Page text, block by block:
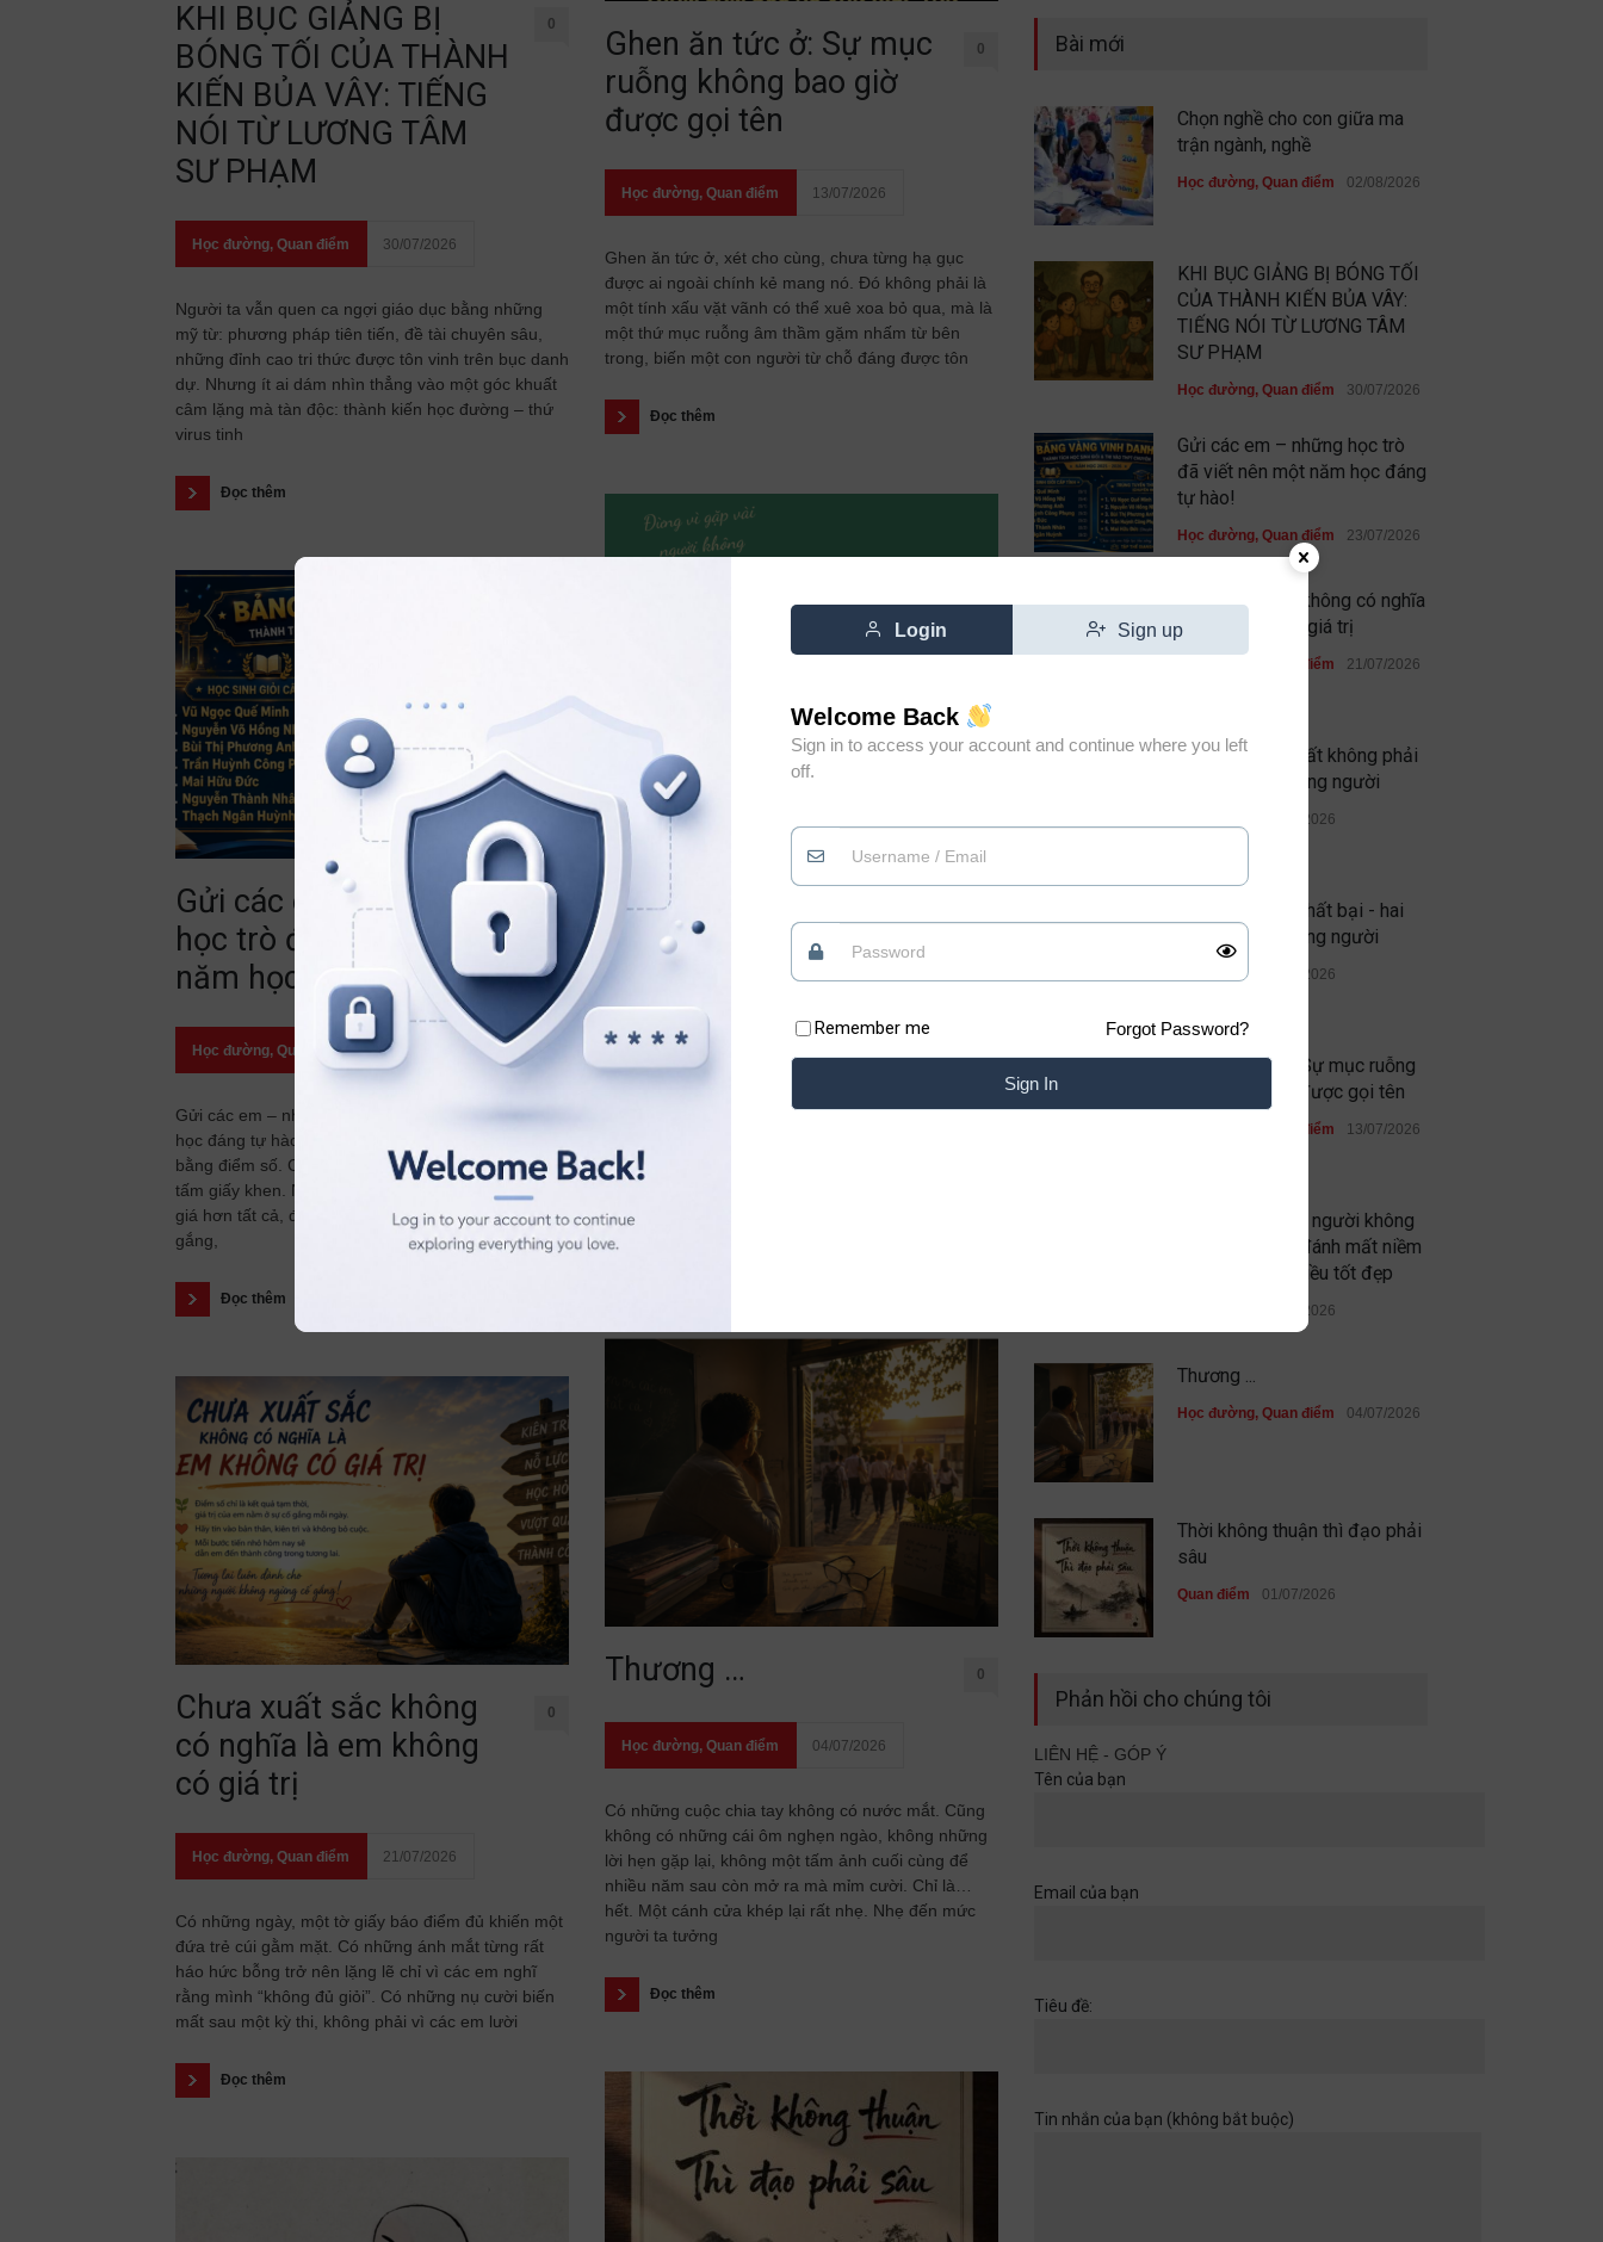
KHI BỤC GIẢNG BỊ
BÓNG TỐI CỦA THÀNH
KIẾN BỦA VÂY: TIẾNG
NÓI TỪ LƯƠNG TÂM
SƯ PHẠM
0
Học đường, Quan điểm 30/07/2026
Người ta vẫn quen ca ngợi giáo dục bằng những
mỹ từ: phương pháp tiên tiến, đề tài chuyên sâu,
những đỉnh cao tri thức được tôn vinh trên bục danh
dự. Nhưng ít ai dám nhìn thẳng vào một góc khuất
câm lặng mà tàn độc: thành kiến học đường – thứ
virus tinh
Đọc thêm
Gửi các em – những
học trò đã viết nên một
năm học đáng tự hào!
Học đường, Quan điểm 23/07/2026
Gửi các em – những học trò đã viết nên một năm
học đáng tự hào! Có những thành tích được ghi
bằng điểm số. Có những thành tích được ghi bằng
tấm giấy khen. Nhưng có một thành tích còn quý
giá hơn tất cả, đó là những tháng ngày bền bỉ cố
gắng,
Đọc thêm
Chưa xuất sắc không
có nghĩa là em không
có giá trị
0
Học đường, Quan điểm 21/07/2026
Có những ngày, một tờ giấy báo điểm đủ khiến một
đứa trẻ cúi gằm mặt. Có những ánh mắt từng rất
háo hức bỗng trở nên lặng lẽ chỉ vì các em nghĩ
rằng mình “không đủ giỏi”. Có những nụ cười biến
mất sau một kỳ thi, không phải vì các em lười
Đọc thêm
Ghen ăn tức ở: Sự mục
ruỗng không bao giờ
được gọi tên
0
Học đường, Quan điểm 13/07/2026
Ghen ăn tức ở, xét cho cùng, chưa từng hạ gục
được ai ngoài chính kẻ mang nó. Đó không phải là
một tính xấu vặt vãnh có thể xuê xoa bỏ qua, mà là
một thứ mục ruỗng âm thầm gặm nhấm từ bên
trong, biến một con người từ chỗ đáng được tôn
Đọc thêm
Đừng vì gặp vài người
không xứng đáng mà
đánh mất niềm tin vào
những điều tốt đẹp
0
Có những lúc, sống “chua” một chút mới giữ được
phần ngọt của đời mình Xin chào những tâm hồn
lại với Blog của Thiệp. Có những bài học của cuộc
đời không nằm trong sách vở. Chỉ cần lặng lẽ đứng
Thương … 0
Học đường, Quan điểm 04/07/2026
Có những cuộc chia tay không có nước mắt. Cũng
không có những cái ôm nghẹn ngào, không những
lời hẹn gặp lại, không một tấm ảnh cuối cùng để
nhiều năm sau còn mở ra mà mỉm cười. Chỉ là…
hết. Một cánh cửa khép lại rất nhẹ. Nhẹ đến mức
người ta tưởng
Đọc thêm
Bài mới
Chọn nghề cho con giữa ma
trận ngành, nghề
Học đường, Quan điểm 02/08/2026
KHI BỤC GIẢNG BỊ BÓNG TỐI
CỦA THÀNH KIẾN BỦA VÂY:
TIẾNG NÓI TỪ LƯƠNG TÂM
SƯ PHẠM
Học đường, Quan điểm 30/07/2026
Gửi các em – những học trò
đã viết nên một năm học đáng
tự hào!
Học đường, Quan điểm 23/07/2026
Chưa xuất sắc không có nghĩa
là em không có giá trị
Quan điểm 21/07/2026
Thứ đáng sợ nhất không phải
quỷ dữ, mà là lòng người
19/07/2026
Thành công và thất bại - hai
phép thử của lòng người
Quan điểm 13/07/2026
Ghen ăn tức ở: Sự mục ruỗng
không bao giờ được gọi tên
Quan điểm 13/07/2026
Đừng vì gặp vài người không
xứng đáng mà đánh mất niềm
tin vào những điều tốt đẹp
09/07/2026
Thương ...
Học đường, Quan điểm 04/07/2026
Thời không thuận thì đạo phải
sâu
Quan điểm 01/07/2026
Sau cùng, mình đã không đi
cùng nhau
Phản hồi cho chúng tôi
LIÊN HỆ - GÓP Ý
Tên của bạn
Email của bạn
Tiêu đề:
Tin nhắn của bạn (không bắt buộc)
Login Sign up
Welcome Back
Sign in to access your account and continue where you left
off.
Remember me Forgot Password?
Sign In